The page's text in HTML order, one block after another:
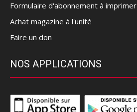
Formulaire d'abonnement à imprimer
Achat magazine à l'unité
Faire un don
NOS APPLICATIONS